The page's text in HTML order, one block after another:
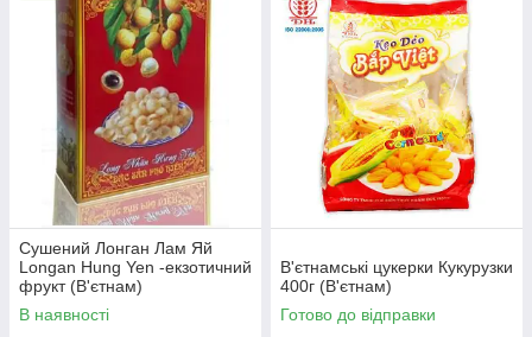
Сушений Лонган Лам Яй
Longan Hung Yen -екзотичний
фрукт (В'єтнам)
В наявності
В'єтнамські цукерки Кукурузки
400г (В'єтнам)
Готово до відправки